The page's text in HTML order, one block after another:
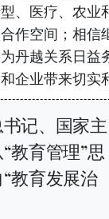
、医疗、农业
作空间；相信
丹越关系日益
企业带来切实
记、国家主
教育管理”思
教育发展治